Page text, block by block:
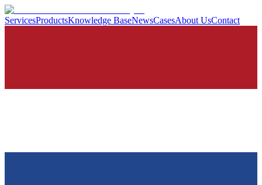
ServicesProductsKnowledge BaseNewsCasesAbout UsContact